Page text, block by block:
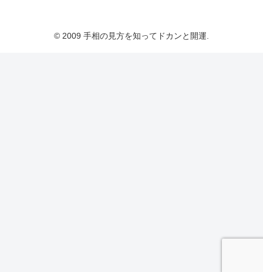
© 2009 手相の見方を知ってドカンと開運.